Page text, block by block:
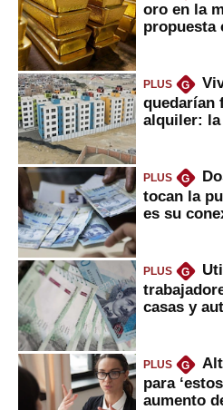
oro en la
propuesta
PLUS G
quedarían
alquiler: la
PLUS G
tocan la
es su
PLUS G
casas y
PLUS G
para
aumento